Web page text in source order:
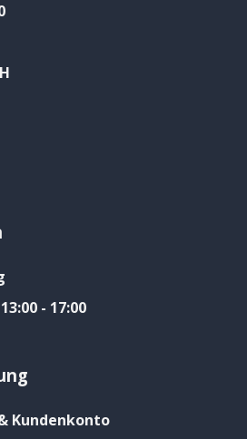
- 17:00
Kundenkonto